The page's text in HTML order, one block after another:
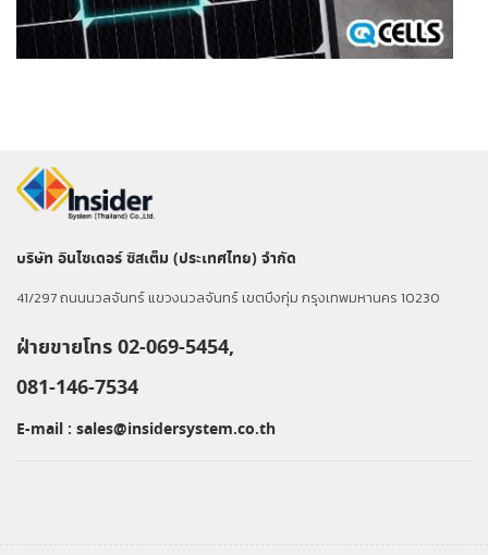
บริษัท อินไซเดอร์ ซิสเต็ม (ประเทศไทย) จำกัด
41/297 ถนนนวลจันทร์ แขวงนวลจันทร์ เขตบึงกุ่ม กรุงเทพมหานคร 10230
ฝ่ายขายโทร 02-069-5454,
081-146-7534
E-mail : sales@insidersystem.co.th